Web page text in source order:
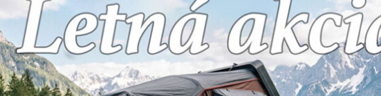
Yakima strešné nosiče pre Saab 9-3, 5
dverové kombi 2005 - 2008 s lyžinami,
Nosič s presahom, S16 + K328
Skladom
263 € Do košíka
Thule Raised Rail Edge 86/77
Skladom
359 € Do